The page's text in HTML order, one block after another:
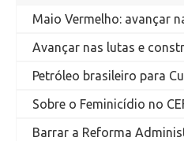
Maio Vermelho: avançar
Avançar nas lutas e
Petróleo brasileiro para
Sobre o Feminicídio no
Barrar a Reforma